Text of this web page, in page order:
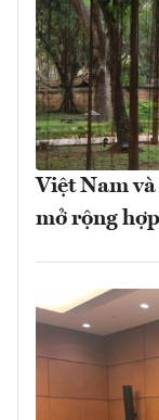
Việt Nam
mở rộng